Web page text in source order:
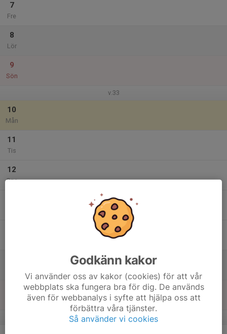
7
Fre
8
Lör
9
Sön
v.33
10
Mån
11
Tis
12
Ons
v.34
Godkänn kakor
Vi använder oss av kakor (cookies) för att vår
webbplats ska fungera bra för dig. De används
även för webbanalys i syfte att hjälpa oss att
förbättra våra tjänster.
Så använder vi cookies